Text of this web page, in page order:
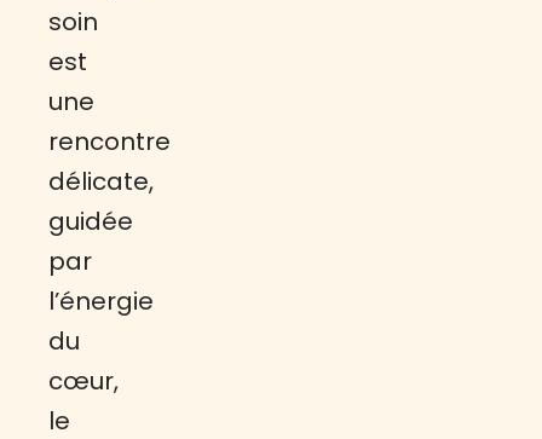
soin
est
une
rencontre
délicate,
guidée
par
l’énergie
du
cœur,
le